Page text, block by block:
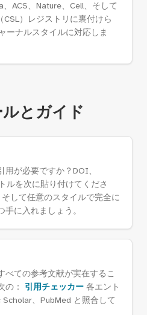
ACS、Nature、Cell、そして
）レジストリに裏付けら
ーナルスタイルに対応しま
とガイド
が必要ですか？DOI、
ルを次に貼り付けてくださ
そして任意のスタイルで完全に
に入れましょう。
べての参考文献が実在するこ
の： 引用チェッカー 各エント
、PubMed と照合して